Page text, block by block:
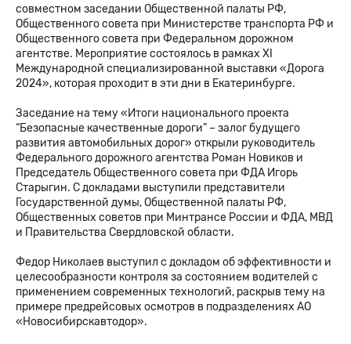
совместном заседании Общественной палаты РФ,
Общественного совета при Министерстве транспорта РФ и
Общественного совета при Федеральном дорожном
агентстве. Мероприятие состоялось в рамках XI
Международной специализированной выставки «Дорога
2024», которая проходит в эти дни в Екатеринбурге.
Заседание на тему «Итоги национального проекта
“Безопасные качественные дороги” – залог будущего
развития автомобильных дорог» открыли руководитель
Федерального дорожного агентства Роман Новиков и
Председатель Общественного совета при ФДА Игорь
Старыгин. С докладами выступили представители
Государственной думы, Общественной палаты РФ,
Общественных советов при Минтрансе России и ФДА, МВД
и Правительства Свердловской области.
Федор Николаев выступил с докладом об эффективности и
целесообразности контроля за состоянием водителей с
применением современных технологий, раскрыв тему на
примере предрейсовых осмотров в подразделениях АО
«Новосибирскавтодор».